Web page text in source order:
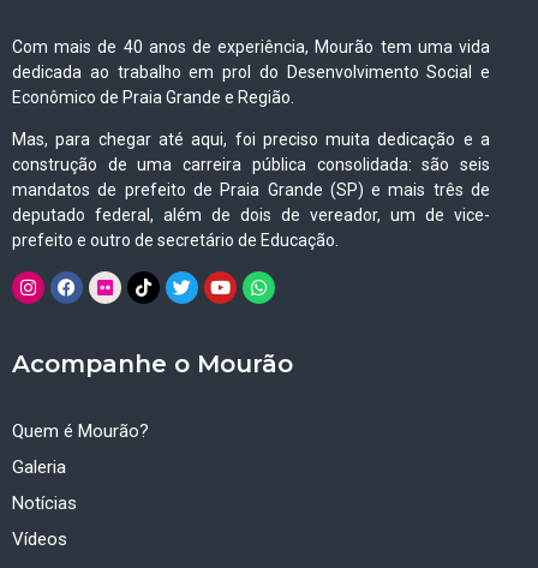
Com mais de 40 anos de experiência, Mourão tem uma vida
dedicada ao trabalho em prol do Desenvolvimento Social e
Econômico de Praia Grande e Região.
Mas, para chegar até aqui, foi preciso muita dedicação e a
construção de uma carreira pública consolidada: são seis
mandatos de prefeito de Praia Grande (SP) e mais três de
deputado federal, além de dois de vereador, um de vice-
prefeito e outro de secretário de Educação.
Acompanhe o Mourão
Quem é Mourão?
Galeria
Notícias
Vídeos